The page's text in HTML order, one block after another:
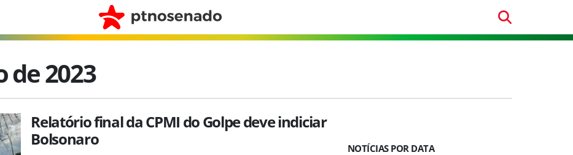
de 2023
Relatório final da CPMI do Golpe deve indiciar
Bolsonaro
NOTÍCIAS POR DATA